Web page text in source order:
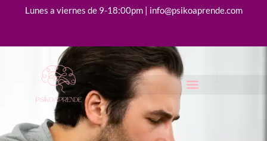
Lunes a viernes de 9-18:00pm | info@psikoaprende.com